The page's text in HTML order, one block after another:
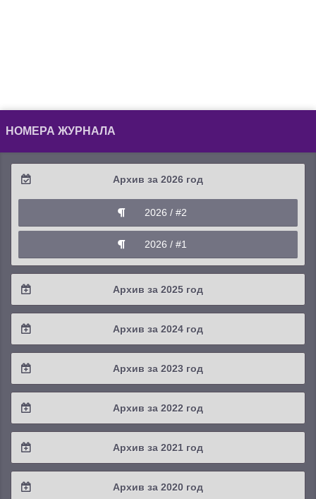
НОМЕРА ЖУРНАЛА
Архив за 2026 год
2026 / #2
2026 / #1
Архив за 2025 год
2025 / #4
2025 / #3
2025 / #1
Архив за 2024 год
2024 / #4
2024 / #3
2024 / #1
Архив за 2023 год
2023 / #4
2023 / #3
2023 / #1
Архив за 2022 год
2022 / #4
2022 / #3
Архив за 2021 год
2021 / #4
Архив за 2020 год